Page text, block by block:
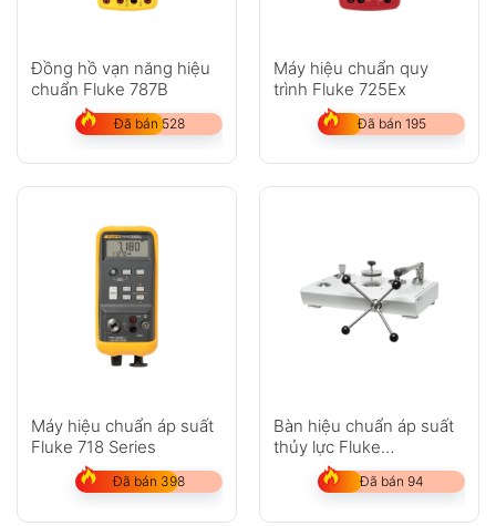
Đồng hồ vạn năng hiệu
chuẩn Fluke 787B
Đã bán 528
Máy hiệu chuẩn quy
trình Fluke 725Ex
Đã bán 195
Máy hiệu chuẩn áp suất
Fluke 718 Series
Đã bán 398
Bàn hiệu chuẩn áp suất
thủy lực Fluke
Calibration P5515
Đã bán 94